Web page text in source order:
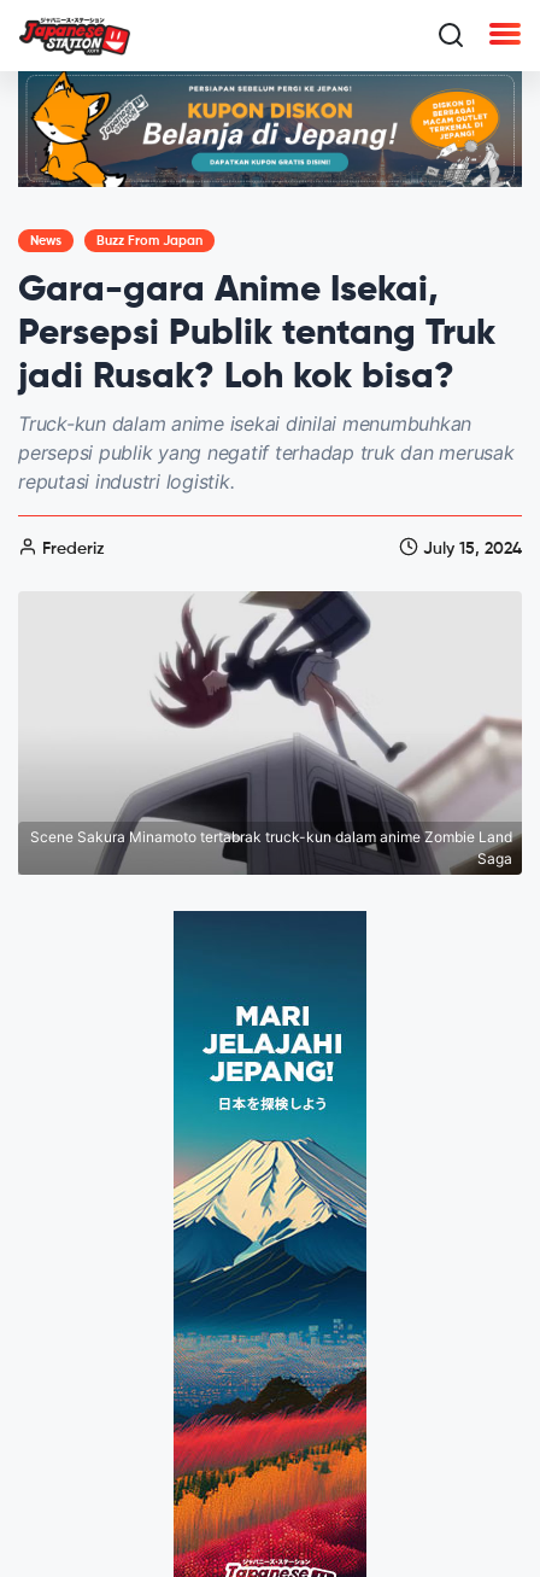
News Buzz From Japan
Gara-gara Anime Isekai,
Persepsi Publik tentang Truk
jadi Rusak? Loh kok bisa?
Truck-kun dalam anime isekai dinilai menumbuhkan
persepsi publik yang negatif terhadap truk dan merusak
reputasi industri logistik.
Frederiz July 15, 2024
Scene Sakura Minamoto tertabrak truck-kun dalam anime Zombie Land
Saga